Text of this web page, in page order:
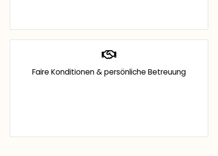
Faire Konditionen & persönliche Betreuung